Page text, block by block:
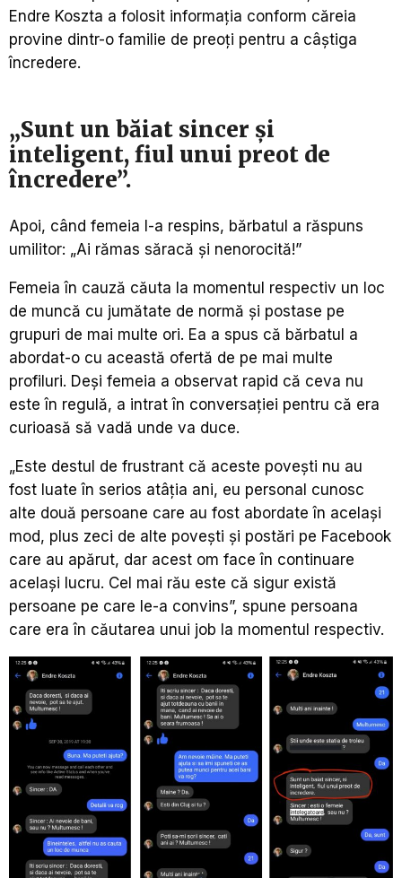
Endre Koszta a folosit informația conform căreia
provine dintr-o familie de preoți pentru a câștiga
încredere.
„Sunt un băiat sincer și
inteligent, fiul unui preot de
încredere”.
Apoi, când femeia l-a respins, bărbatul a răspuns
umilitor: „Ai rămas săracă și nenorocită!”
Femeia în cauză căuta la momentul respectiv un loc
de muncă cu jumătate de normă și postase pe
grupuri de mai multe ori. Ea a spus că bărbatul a
abordat-o cu această ofertă de pe mai multe
profiluri. Deși femeia a observat rapid că ceva nu
este în regulă, a intrat în conversației pentru că era
curioasă să vadă unde va duce.
„Este destul de frustrant că aceste povești nu au
fost luate în serios atâția ani, eu personal cunosc
alte două persoane care au fost abordate în același
mod, plus zeci de alte povești și postări pe Facebook
care au apărut, dar acest om face în continuare
același lucru. Cel mai rău este că sigur există
persoane pe care le-a convins”, spune persoana
care era în căutarea unui job la momentul respectiv.